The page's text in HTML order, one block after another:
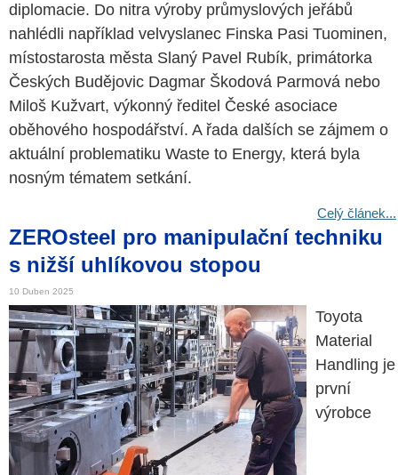
diplomacie. Do nitra výroby průmyslových jeřábů
nahlédli například velvyslanec Finska Pasi Tuominen,
místostarosta města Slaný Pavel Rubík, primátorka
Českých Budějovic Dagmar Škodová Parmová nebo
Miloš Kužvart, výkonný ředitel České asociace
oběhového hospodářství. A řada dalších se zájmem o
aktuální problematiku Waste to Energy, která byla
nosným tématem setkání.
Celý článek...
ZEROsteel pro manipulační techniku
s nižší uhlíkovou stopou
10 Duben 2025
Toyota
Material
Handling je
první
výrobce